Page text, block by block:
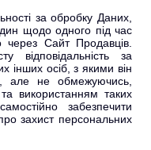
за обробку Даних,
щодо одного під час
через Сайт Продавців.
відповідальність за
інших осіб, з якими він
але не обмежуючись,
використанням таких
забезпечити
захист персональних